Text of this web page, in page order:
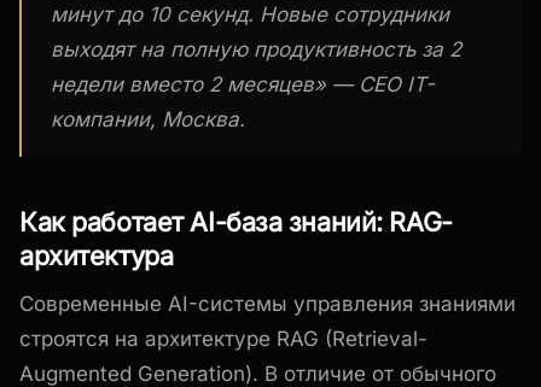
минут до 10 секунд. Новые сотрудники
выходят на полную продуктивность за 2
недели вместо 2 месяцев» — СЕО IT-
компании, Москва.
Как работает AI-база знаний: RAG-
архитектура
Современные AI-системы управления знаниями
строятся на архитектуре RAG (Retrieval-
Augmented Generation). В отличие от обычного